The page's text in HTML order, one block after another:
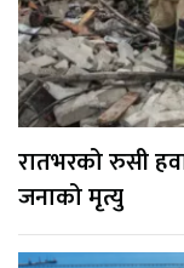
रातभरको रुसी
जनाको मृत्यु